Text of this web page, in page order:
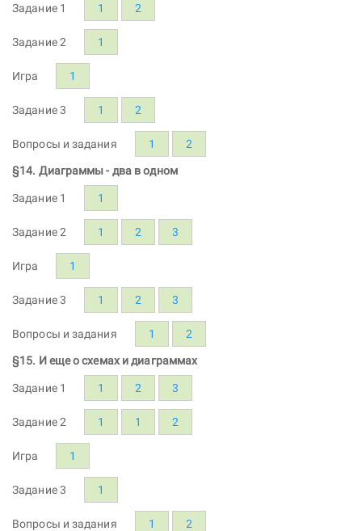
Задание 1 1 2
Задание 2 1
Игра 1
Задание 3 1 2
Вопросы и задания 1 2
§14. Диаграммы - два в одном
Задание 1 1
Задание 2 1 2 3
Игра 1
Задание 3 1 2 3
Вопросы и задания 1 2
§15. И еще о схемах и диаграммах
Задание 1 1 2 3
Задание 2 1 1 2
Игра 1
Задание 3 1
Вопросы и задания 1 2